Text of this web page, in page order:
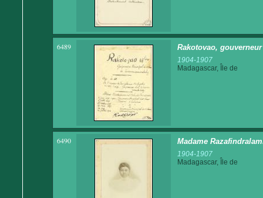
6489 Rakotovao,
1904-1907
Madagascar, Île de
6490 Madame
1904-1907
Madagascar, Île de